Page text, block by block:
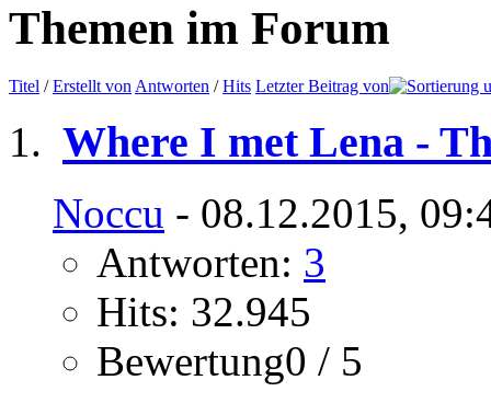
Themen im Forum
Titel /Erstellt von Antworten /Hits Letzter Beitrag von
Where I met Lena -
Noccu - 08.12.2015,
Antworten: 3
Hits: 32.945
Bewertung0 / 5